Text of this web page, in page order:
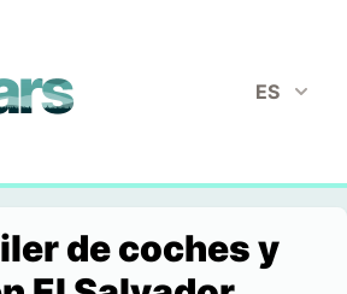
ES
de coches y